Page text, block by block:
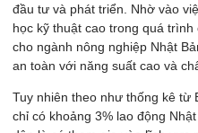
đầu tư và phát triển. Nhờ vào
học kỹ thuật cao trong quá
cho ngành nông nghiệp Nhật
an toàn với năng suất cao và
Tuy nhiên theo như thống kê từ
chỉ có khoảng 3% lao động